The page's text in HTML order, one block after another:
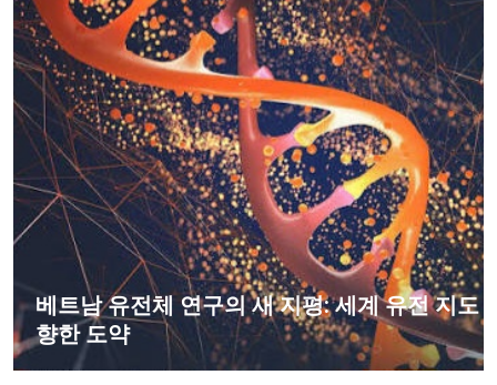
베트남 유전체 연구의 새 지평: 세계 유전 지도
향한 도약